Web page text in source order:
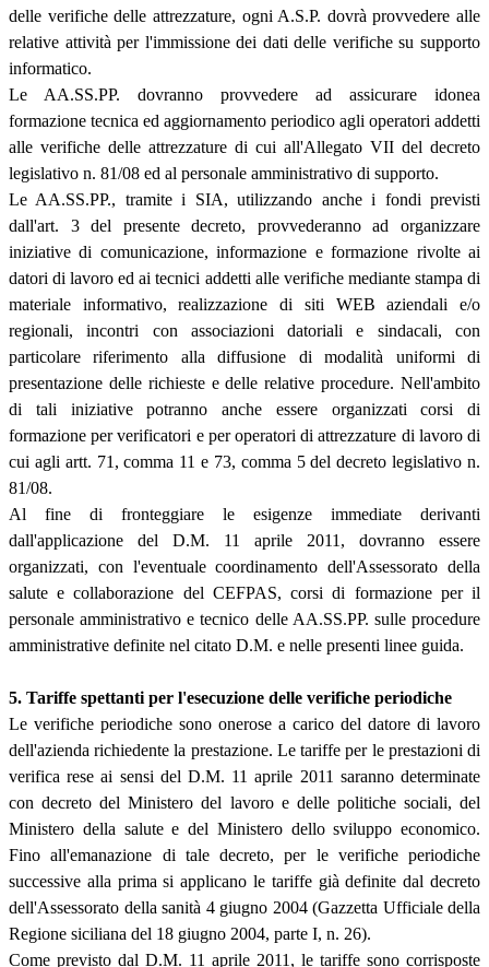
delle verifiche delle attrezzature, ogni A.S.P. dovrà provvedere alle
relative attività per l'immissione dei dati delle verifiche su supporto
informatico.
Le AA.SS.PP. dovranno provvedere ad assicurare idonea
formazione tecnica ed aggiornamento periodico agli operatori addetti
alle verifiche delle attrezzature di cui all'Allegato VII del decreto
legislativo n. 81/08 ed al personale amministrativo di supporto.
Le AA.SS.PP., tramite i SIA, utilizzando anche i fondi previsti
dall'art. 3 del presente decreto, provvederanno ad organizzare
iniziative di comunicazione, informazione e formazione rivolte ai
datori di lavoro ed ai tecnici addetti alle verifiche mediante stampa di
materiale informativo, realizzazione di siti WEB aziendali e/o
regionali, incontri con associazioni datoriali e sindacali, con
particolare riferimento alla diffusione di modalità uniformi di
presentazione delle richieste e delle relative procedure. Nell'ambito
di tali iniziative potranno anche essere organizzati corsi di
formazione per verificatori e per operatori di attrezzature di lavoro di
cui agli artt. 71, comma 11 e 73, comma 5 del decreto legislativo n.
81/08.
Al fine di fronteggiare le esigenze immediate derivanti
dall'applicazione del D.M. 11 aprile 2011, dovranno essere
organizzati, con l'eventuale coordinamento dell'Assessorato della
salute e collaborazione del CEFPAS, corsi di formazione per il
personale amministrativo e tecnico delle AA.SS.PP. sulle procedure
amministrative definite nel citato D.M. e nelle presenti linee guida.
5. Tariffe spettanti per l'esecuzione delle verifiche periodiche
Le verifiche periodiche sono onerose a carico del datore di lavoro
dell'azienda richiedente la prestazione. Le tariffe per le prestazioni di
verifica rese ai sensi del D.M. 11 aprile 2011 saranno determinate
con decreto del Ministero del lavoro e delle politiche sociali, del
Ministero della salute e del Ministero dello sviluppo economico.
Fino all'emanazione di tale decreto, per le verifiche periodiche
successive alla prima si applicano le tariffe già definite dal decreto
dell'Assessorato della sanità 4 giugno 2004 (Gazzetta Ufficiale della
Regione siciliana del 18 giugno 2004, parte I, n. 26).
Come previsto dal D.M. 11 aprile 2011, le tariffe sono corrisposte